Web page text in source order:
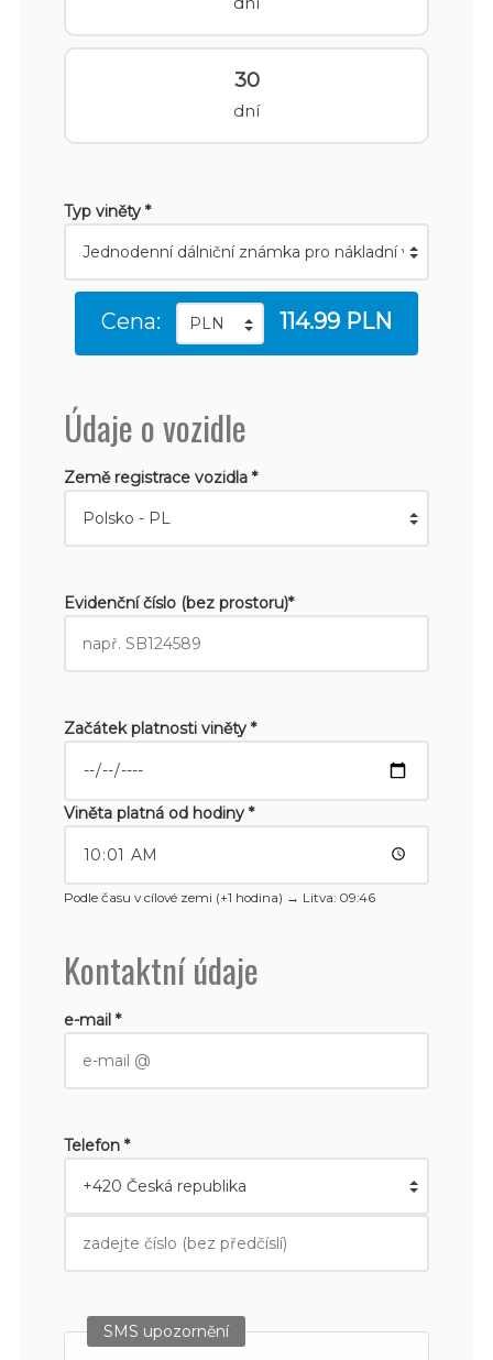
30
dní
Typ viněty *
Cena: 114.99 PLN
Údaje o vozidle
Země registrace vozidla *
Evidenční číslo (bez prostoru)*
Začátek platnosti viněty *
Viněta platná od hodiny *
Podle času v cílové zemi (+1 hodina) → Litva: 09:46
Kontaktní údaje
e-mail *
Telefon *
SMS upozornění